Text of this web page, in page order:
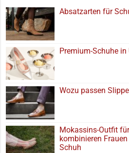
Absatzarten für
Premium-Schuhe in
Wozu passen
Mokassins-Outfit
kombinieren
Schuh